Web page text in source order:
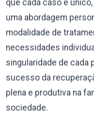
que cada caso é
uma abordagem
modalidade de
necessidades
singularidade de cada
sucesso da
plena e produtiva na
sociedade.